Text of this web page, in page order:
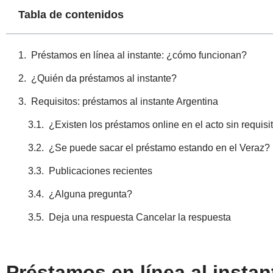
Tabla de contenidos
Préstamos en línea al instante: ¿cómo funcionan?
¿Quién da préstamos al instante?
Requisitos: préstamos al instante Argentina
¿Existen los préstamos online en el acto sin
¿Se puede sacar el préstamo estando en el Veraz?
Publicaciones recientes
¿Alguna pregunta?
Deja una respuesta Cancelar la respuesta